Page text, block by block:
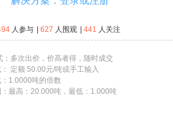
人参与 627 人围观 441 人关注
多次出价，价高者得，随时成交
定额 50.00元/吨或手工输入
1.0000吨的倍数
最高：20.000吨，最低：1.000吨